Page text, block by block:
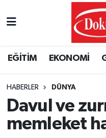
EĞİTİM EKONOMİ
HABERLER DÜNYA
Davul ve
memleket
Puan Durumu ve
Tüm Manşetler